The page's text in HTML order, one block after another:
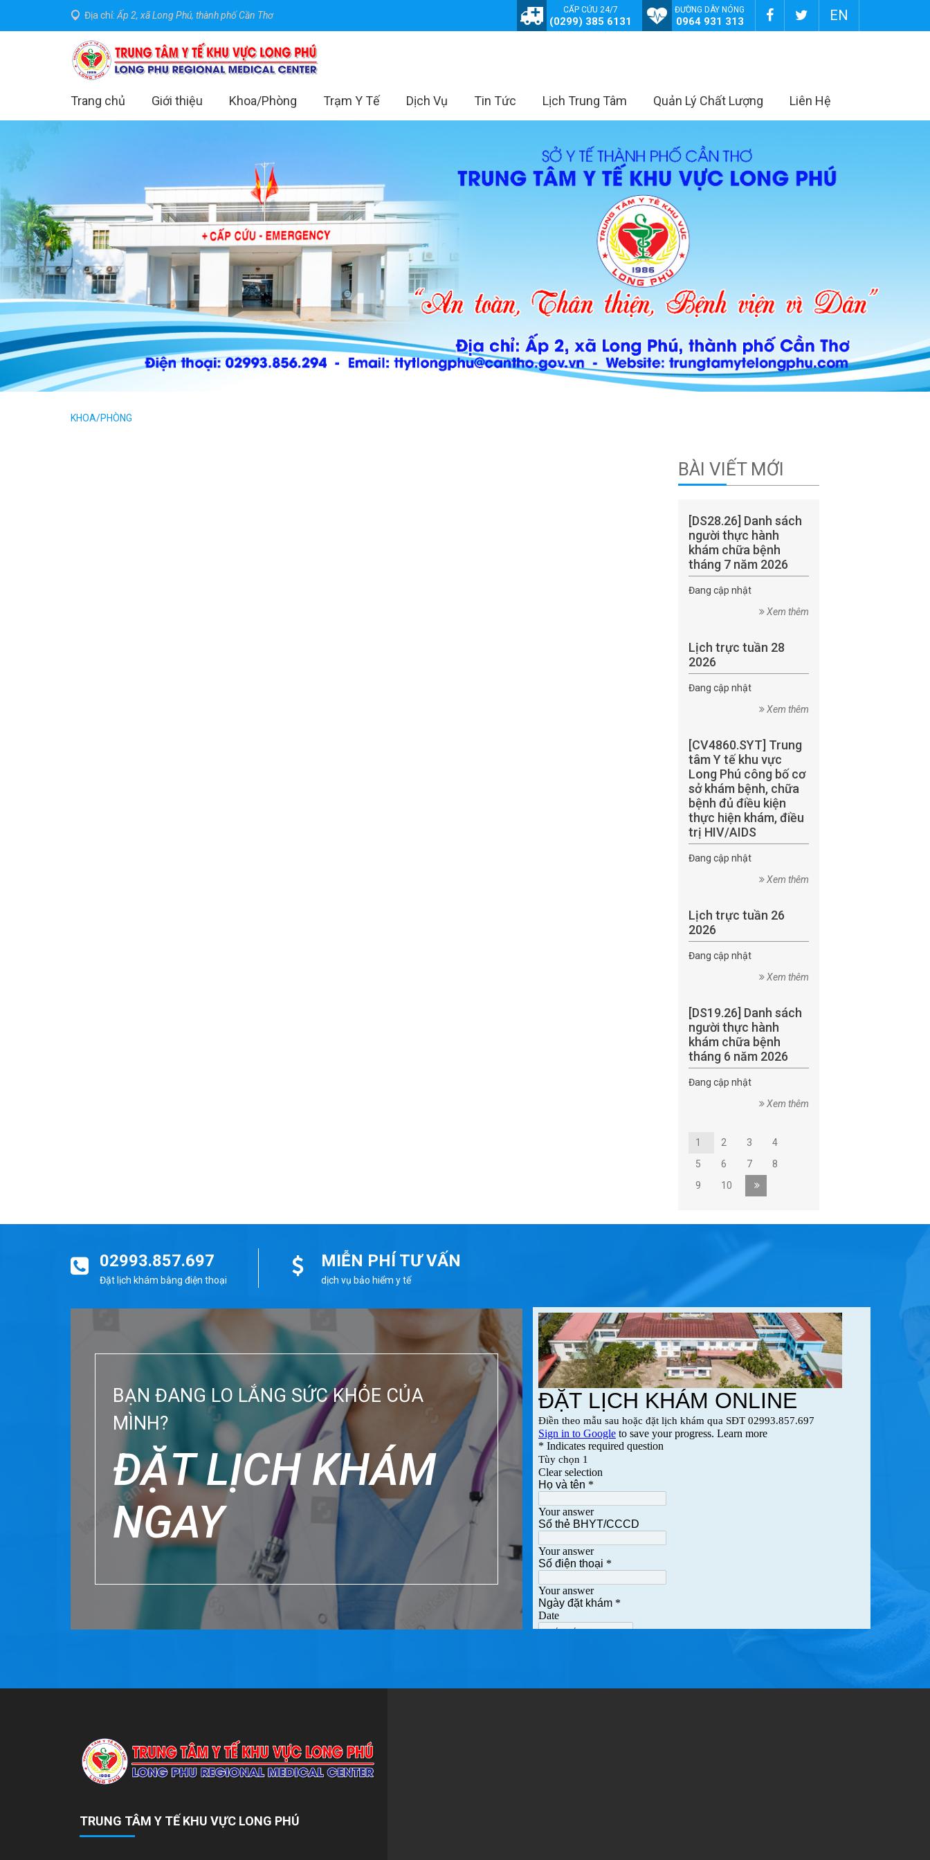
Địa chỉ: Ấp 2, xã Long Phú, thành phố Cần Thơ CẤP CỨU 24/7
(0299) 385 6131
ĐƯỜNG DÂY NÓNG
0964 931 313 EN
Trang chủ Giới thiệu Khoa/Phòng Trạm Y Tế Dịch Vụ Tin Tức Lịch Trung Tâm Quản Lý Chất Lượng Liên Hệ
KHOA/PHÒNG
BÀI VIẾT MỚI
[DS28.26] Danh sách
người thực hành
khám chữa bệnh
tháng 7 năm 2026
Đang cập nhật
Xem thêm
Lịch trực tuần 28
2026
Đang cập nhật
Xem thêm
[CV4860.SYT] Trung
tâm Y tế khu vực
Long Phú công bố cơ
sở khám bệnh, chữa
bệnh đủ điều kiện
thực hiện khám, điều
trị HIV/AIDS
Đang cập nhật
Xem thêm
Lịch trực tuần 26
2026
Đang cập nhật
Xem thêm
[DS19.26] Danh sách
người thực hành
khám chữa bệnh
tháng 6 năm 2026
Đang cập nhật
Xem thêm
1 2 3
4
5
6 7
8
9
10
02993.857.697
Đặt lịch khám bằng điện thoại
MIỄN PHÍ TƯ VẤN
dịch vụ bảo hiểm y tế
BẠN ĐANG LO LẮNG SỨC KHỎE CỦA
MÌNH?
ĐẶT LỊCH KHÁM
NGAY
TRUNG TÂM Y TẾ KHU VỰC LONG PHÚ